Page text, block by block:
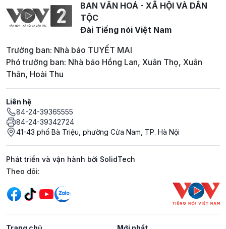
BAN VĂN HOÁ - XÃ HỘI VÀ DÂN
TỘC
Đài Tiếng nói Việt Nam
Trưởng ban: Nhà báo TUYẾT MAI
Phó trưởng ban: Nhà báo Hồng Lan, Xuân Thọ, Xuân
Thân, Hoài Thu
Liên hệ
84-24-39365555
84-24-39342724
41-43 phố Bà Triệu, phường Cửa Nam, TP. Hà Nội
Phát triển và vận hành bởi SolidTech
Mạng xã hội
Theo dõi: